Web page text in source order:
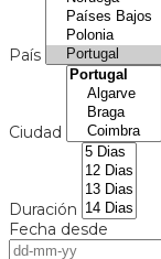
País
Ciudad
Duración
Fecha desde